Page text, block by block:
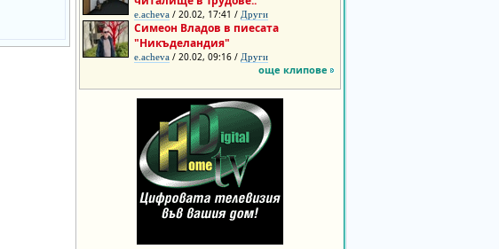
e.acheva / 20.02, 17:41 / Други
Симеон Владов в пиесата
"Никъделандия"
e.acheva / 20.02, 09:16 / Други
още клипове